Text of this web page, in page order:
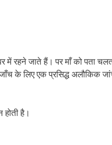
में रहने जाते हैं। पर माँ को पता
के लिए एक प्रसिद्ध अलौकिक
है।